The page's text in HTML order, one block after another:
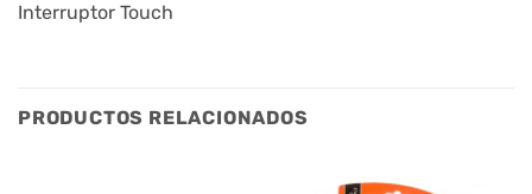
Interruptor Touch
PRODUCTOS RELACIONADOS